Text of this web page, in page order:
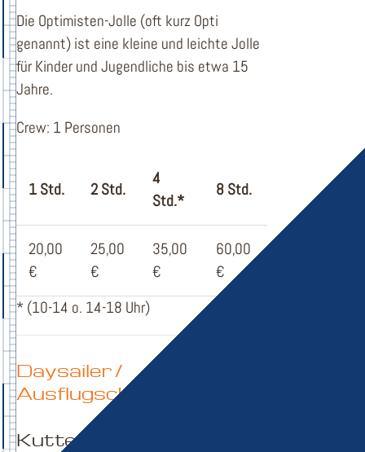
Die Optimisten-Jolle (oft kurz Opti
genannt) ist eine kleine und leichte Jolle
für Kinder und Jugendliche bis etwa 15
Jahre.
Crew: 1 Personen
1 Std. 2 Std.
4
Std.*
8 Std.
20,00
€
25,00
€
35,00
€
60,00
€
* (10-14 o. 14-18 Uhr)
Daysailer /
Ausflugschiffe
Kutter MK